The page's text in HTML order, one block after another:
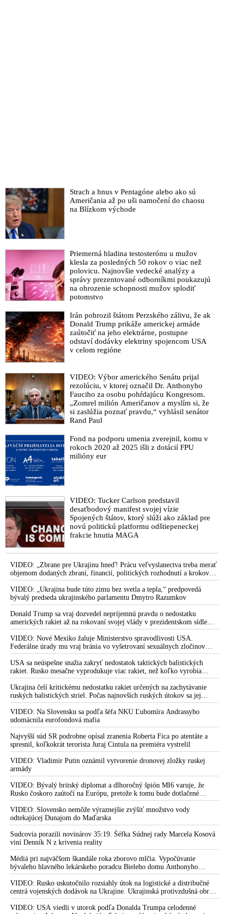
Donald Trump si za riaditeľa CIA vybral bývalého šéfa
amerických tajných služieb a zástancu tvrdej politiky voči Iránu
Johna Ratcliffa, ktorý pred pár rokmi priznal, že americká
vláda má dôkazy o existencii mimozemských vesmírnych
plavidiel. Elon Musk bude viesť nové ministerstvo pre
efektivitu federálnej vlády. Moderátor televízie Fox News a
bývalý veterán Pete Hegseth bude ministrom obrany a
odporkyňa nosenia rúšok Kristi Noemová bude šéfovať
ministerstvu pre vnútornú bezpečnosť
Elon Musk prirovnal austrálsku vládu k fašistom
VIDEO: Čečenský líder Kadyrov chválil Elona Muska aj jeho
Cybertrucky, ktoré budú podľa neho použité v bojoch, aby
pomohli úspešne zavŕšiť ruskú špeciálnu vojenskú operáciu
Sociálna sieť X miliardára Elona Muska žaluje Svetovú
federáciu inzerentov a obviňuje ju z nezákonného bojkotu
Elon Musk poďakoval Sorosovi juniorovi za to, že odhalil
svoju ďalšiu bábku. Alex Soros po odstúpení Joea Bidena z
prezidentského súboja vyzval Američanov, aby sa zjednotili
okolo Kamaly Harrisovej
„Čím dlhšie bude vojna na Ukrajine pokračovať, tým viac
územia Rusko získa. Ak Kyjev nebude rokovať o mieri príde aj
Čiernemu moru“, varuje Elon Musk
Elon Musk obnovil na sociálnej sieti X účet Alexa Jonesa, tak
ako si to želali ľudia v zverejnenom hlasovaní pod názvom
„Vox Populi, Vox Dei“
nebudete,“ reagoval Musk na rozhodnutie korporátnych
inzerentov stiahnuť reklamu na sociálnej sieti X po falošných
obvineniach z antisemitizmu
Elon Musk poskytne satelitnú službu Starlink Palestínčanom v
Pásme Gaza. Izraelské ministerstvo komunikácií v reakcii na to
vzťahy
VIDEO: Videozáznam debaty Elona Muska o situačnej
aktualizácii v súvislosti s konfliktom v Izraeli a na Ukrajine &
ako sa vyhnúť vypuknutiu 3. svetovej vojny (Inšpirujúca
diskusia plná triezveho pohľadu na aktuálne dianie americkými
očami s českými titulkami)
Cenzori z EÚ dali Muskovi 24-hodinové ultimátum, aby na
sociálnej sieti X zakročil proti šíreniu kontroverzných
informácií ohľadne konfliktu medzi Izraelom a Hamasom.
„Všetko u nás funguje na otvorenom zdroji. Aj vy môžete na
platforme X zverejniť svoje obavy aj to, čo konkrétne
porušujeme,“ odkázal eurokomisii americký miliardár
VIDEO: Podpredsedníčka eurokomisie a hlavná bruselská
cenzorka Věra Jourová obvinila Elona Muska zo šírenia
dezinformácií. Ten na jej hoaxy reagoval vtipným videom o
100-percentnom účinku proticovidových injekcií, ktoré hlásala
EÚ a ktoré sa neskôr postupom času preukázali ako ťažké
dezinformácie
Muskova sociálna sieť X, predtým známa ako Twitter,
obsahuje najviac dezinformácií zo všetkých skúmaných
sociálnych sietí, píšu bruselskí progresívni pohlavári vo svojej
analýze
VIDEO: Elon Musk vysvetľuje, prečo odmietol pomáhať
Ukrajine útočiť na Rusko a vypol satelitnú službu Starlink
Sorosova nadace se snaží o zničení západní civilizace, napsal
záběry migrantů přijíždějících ze severní Afriky na italský
ostrov Lampedusa
USA zahájily vyšetřování proti Elonu Muskovi kvůli odmítnutí
rozšířit Starlink na pomoc Ukrajině
Strach a hnus v Pentagóne alebo ako sú
Američania až po uši namočení do chaosu
na Blízkom východe
Priemerná hladina testosterónu u mužov
klesla za posledných 50 rokov o viac než
polovicu. Najnovšie vedecké analýzy a
správy prezentované odborníkmi poukazujú
na ohrozenie schopnosti mužov splodiť
potomstvo
Irán pohrozil štátom Perzského zálivu, že ak
Donald Trump prikáže americkej armáde
zaútočiť na jeho elektrárne, postupne
odstaví dodávky elektriny spojencom USA
v celom regióne
VIDEO: Výbor amerického Senátu prijal
rezolúciu, v ktorej označil Dr. Anthonyho
Fauciho za osobu pohŕdajúcu Kongresom.
„Zomrel milión Američanov a myslím si, že
si zaslúžia poznať pravdu,“ vyhlásil senátor
Rand Paul
Fond na podporu umenia zverejnil, komu v
rokoch 2020 až 2025 išli z dotácií FPU
milióny eur
VIDEO: Tucker Carlson predstavil
desaťbodový manifest svojej vízie
Spojených štátov, ktorý slúži ako základ pre
novú politickú platformu odštiepeneckej
frakcie hnutia MAGA
VIDEO: „Zbrane pre Ukrajinu hneď! Prácu veľvyslanectva treba merať
objemom dodaných zbraní, financií, politických rozhodnutí a krokov
tlaku na nepriateľa,“ povedal Volodymyr Zelenskyj zhromaždeným
ukrajinským diplomatom v Kyjeve. Donald Trump mu potom odkázal,
že USA Ukrajine nedodajú protiraketové systémy Patriot
VIDEO: „Ukrajina bude túto zimu bez svetla a tepla,“ predpovedá
bývalý predseda ukrajinského parlamentu Dmytro Razumkov
Donald Trump sa vraj dozvedel nepríjemnú pravdu o nedostatku
amerických rakiet až na rokovaní svojej vlády v prezidentskom sídle
Camp David v Marylande, a preto musel odložiť plánované útoky na
Irán. Prezident USA sa pre to údajne pohádal so šéfom Pentagónu, lebo
bol presvedčený o opaku
VIDEO: Nové Mexiko žaluje Ministerstvo spravodlivosti USA.
Federálne úrady mu vraj bránia vo vyšetrovaní sexuálnych zločinov
organizátora pedofilnej siete Jeffreyho Epsteina. Ten mal nariadiť, aby
dve dievčatá zo zahraničia, ktoré boli uškrtené počas drsného
fetišistického sexu, pochovali v blízkosti jeho ranča v tomto americkom
štáte
USA sa neúspešne snažia zakryť nedostatok taktických balistických
rakiet. Rusko mesačne vyprodukuje viac rakiet, než koľko vyrobia
všetci producenti systémov Patriot dohromady
Ukrajina čelí kritickému nedostatku rakiet určených na zachytávanie
ruských balistických striel. Počas najnovších ruských útokov sa jej
nepodarilo zostreliť ani jednu. Volodymyr Zelenskyj sa v zúfalstve snaží
prostredníctvom NATO zabezpečiť ich dodávky
VIDEO: Na Slovensku sa podľa šéfa NKÚ Ľubomíra Andrassyho
udomácnila eurofondová mafia
Najvyšší súd SR podrobne opísal zranenia Roberta Fica po atentáte a
spresnil, koľkokrát terorista Juraj Cintula na premiéra vystrelil
VIDEO: Vladimir Putin oznámil vytvorenie dronovej zložky ruskej
armády
VIDEO: Bývalý britský diplomat a dlhoročný špión MI6 varuje, že
Rusko čoskoro zaútočí na Európu, pretože k tomu bude dotlačené
rovnako, ako bolo dotlačené k invázii na Ukrajinu v roku 2022.
Zelenskyj medzitým v Kyjeve naliehal na zhromaždených diplomatov,
aby vo svete zháňali energie pre Ukrajinu na zimu. Putin vraj bude
mobilizovať a vojna sa do zimy pravdepodobne neskončí
VIDEO: Slovensko nemôže výraznejšie zvýšiť množstvo vody
odtekajúcej Dunajom do Maďarska
Sudcovia porazili novinárov 35:19. Šéfka Súdnej rady Marcela Kosová
viní Denník N z krivenia reality
Médiá pri najväčšom škandále roka zborovo mlčia. Vypočúvanie
bývaleho hlavného lekárskeho poradcu Bieleho domu Anthonyho
Fauciho pred výborom amerického Senátu väčšina médií ignorovala
VIDEO: Rusko uskutočnilo rozsiahly útok na logistické a distribučné
centrá vojenských dodávok na Ukrajine. Ukrajinská protivzdušná obrana
nedokázala počas ničivého nočného útoku na Kyjev a jeho okolie
zachytiť ani jednu ruskú raketu
VIDEO: USA viedli v utorok podľa Donalda Trumpa celodenné